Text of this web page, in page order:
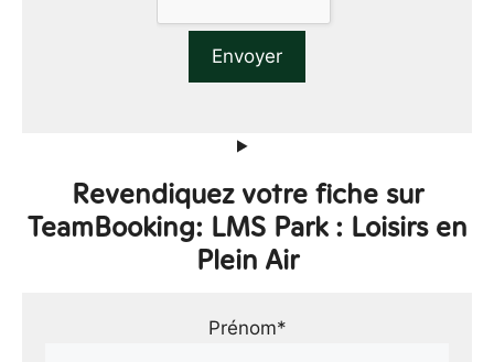
Revendiquez votre fiche sur
TeamBooking: LMS Park : Loisirs en
Plein Air
Prénom*